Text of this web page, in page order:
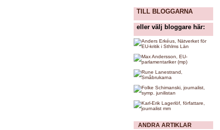
TILL BLOGGARNA
eller välj bloggare här:
ANDRA ARTIKLAR